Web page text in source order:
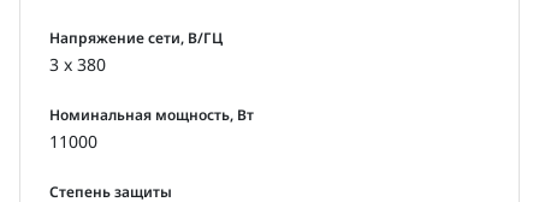
Напряжение сети, В/ГЦ
3 x 380
Номинальная мощность, Вт
11000
Степень защиты